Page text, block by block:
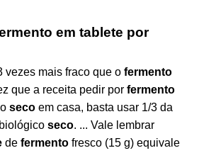
em tablete por
vezes mais fraco que ofermento
que a receita pedir porfermento
oseco em casa, basta usar 1/3 da
biológicoseco. ... Vale lembrar
defermento fresco (15 g) equivale